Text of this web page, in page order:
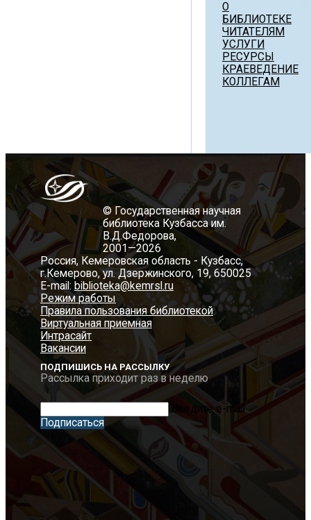
О
БИБЛИОТЕКЕ
ЧИТАТЕЛЯМ
УСЛУГИ
РЕСУРСЫ
КРАЕВЕДЕНИЕ
КОЛЛЕГАМ
© Государственная научная
библиотека Кузбасса им.
В.Д.Федорова,
2001—2026
Россия, Кемеровская область - Кузбасс,
г.Кемерово, ул. Дзержинского, 19, 650025
E-mail: biblioteka@kemrsl.ru
Режим работы
Правила пользования библиотекой
Виртуальная приемная
Интрасайт
Вакансии
ПОДПИШИСЬ НА РАССЫЛКУ
Рассылка приходит раз в неделю
Введите e-mail
Подписаться